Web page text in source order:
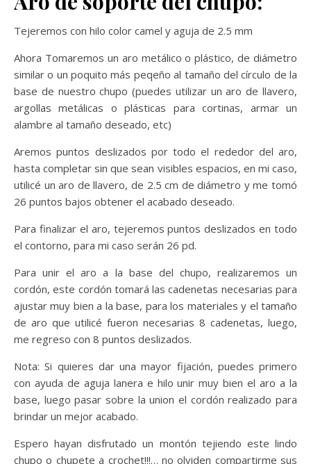
Tejeremos con hilo color camel y aguja de 2.5 mm
Ahora Tomaremos un aro metálico o plástico, de diámetro
similar o un poquito más peqeño al tamaño del círculo de la
base de nuestro chupo (puedes utilizar un aro de llavero,
argollas metálicas o plásticas para cortinas, armar un
alambre al tamaño deseado, etc)
Aremos puntos deslizados por todo el rededor del aro,
hasta completar sin que sean visibles espacios, en mi caso,
utilicé un aro de llavero, de 2.5 cm de diámetro y me tomó
26 puntos bajos obtener el acabado deseado.
Para finalizar el aro, tejeremos puntos deslizados en todo
el contorno, para mi caso serán 26 pd.
Para unir el aro a la base del chupo, realizaremos un
cordón, este cordón tomará las cadenetas necesarias para
ajustar muy bien a la base, para los materiales y el tamaño
de aro que utilicé fueron necesarias 8 cadenetas, luego,
me regreso con 8 puntos deslizados.
Nota: Si quieres dar una mayor fijación, puedes primero
con ayuda de aguja lanera e hilo unir muy bien el aro a la
base, luego pasar sobre la union el cordón realizado para
brindar un mejor acabado.
Espero hayan disfrutado un montón tejiendo este lindo
chupo o chupete a crochet!!!… no olviden compartirme sus